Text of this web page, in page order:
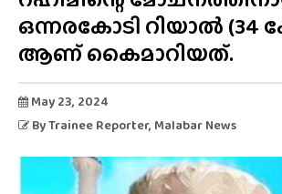
ഒന്നരകോടി റിയാൽ (34
ആണ് കൈമാറിയത്.
May 23, 2024
ByTrainee Reporter, Malabar News